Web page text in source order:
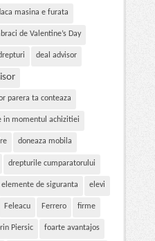
masina e furata
de Valentine’s Day
deal advisor
parera ta conteaza
in momentul achizitiei
doneaza mobila
drepturile cumparatorului
elemente de siguranta elevi
Feleacu Ferrero firme
Piersic foarte avantajos